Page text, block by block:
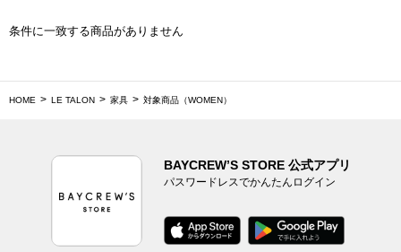
条件に一致する商品がありません
HOME LE TALON 家具 対象商品（WOMEN）
BAYCREW’S STORE 公式アプリ
パスワードレスでかんたんログイン